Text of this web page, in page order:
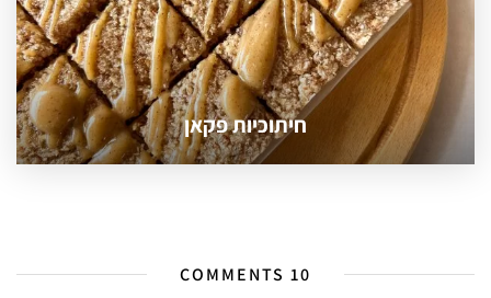
חיתוכיות פקאן
10 COMMENTS